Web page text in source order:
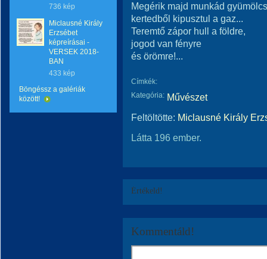
736 kép
Miclausné Király
Erzsébet
képreírásai -
VERSEK 2018-
BAN
433 kép
Böngéssz a galériák
között!
Megérik majd munkád
kertedből kipusztul a gaz...
Teremtő zápor hull a földre,
jogod van fényre
és örömre!...
Címkék:
Kategória: Művészet
Feltöltötte: Miclausné Király
Látta 196 ember.
Értékeld!
Kommentáld!